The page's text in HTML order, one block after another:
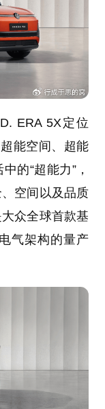
ERA 5X定位
能空间、超能
的“超能力”，
空间以及品质
众全球首款基
气架构的量产